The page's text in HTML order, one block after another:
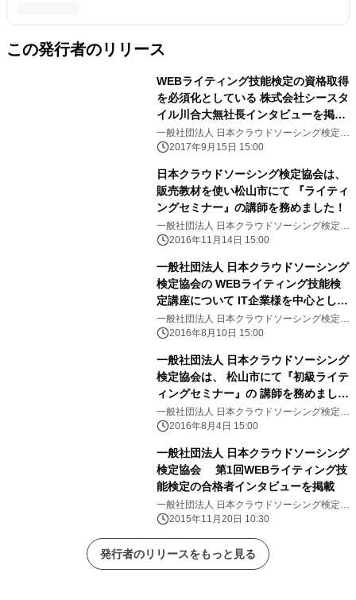
この発行者のリリース
WEBライティング技能検定の資格取得
を必須化としている 株式会社シースタ
イル川合大無社長インタビューを掲載
しました。
一般社団法人 日本クラウドソーシング検定協
会 2017年9月15日 15:00
日本クラウドソーシング検定協会は、
販売教材を使い松山市にて 『ライティ
ングセミナー』の講師を務めました！
一般社団法人 日本クラウドソーシング検定協
会 2016年11月14日 15:00
一般社団法人 日本クラウドソーシング
検定協会の WEBライティング技能検
定講座について IT企業様を中心とした
14社が社員教育用教材として導入
一般社団法人 日本クラウドソーシング検定協
会 2016年8月10日 15:00
一般社団法人 日本クラウドソーシング
検定協会は、 松山市にて『初級ライテ
ィングセミナー』の 講師を務めまし
た！
一般社団法人 日本クラウドソーシング検定協
会 2016年8月4日 15:00
一般社団法人 日本クラウドソーシング
検定協会 第1回WEBライティング技
能検定の合格者インタビューを掲載
一般社団法人 日本クラウドソーシング検定協
会 2015年11月20日 10:30
発行者のリリースをもっと見る